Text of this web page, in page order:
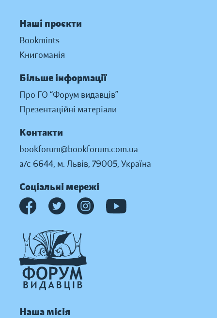
Наші проєкти
Bookmints
Книгоманія
Більше інформації
Про ГО “Форум видавців”
Презентаційні матеріали
Контакти
bookforum@bookforum.com.ua
а/с 6644, м. Львів, 79005, Україна
Соціальні мережі
Наша місія